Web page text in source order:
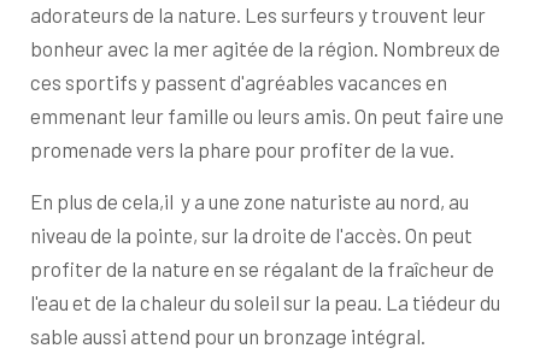
adorateurs de la nature. Les surfeurs y trouvent leur
bonheur avec la mer agitée de la région. Nombreux de
ces sportifs y passent d'agréables vacances en
emmenant leur famille ou leurs amis. On peut faire une
promenade vers la phare pour profiter de la vue.
En plus de cela,il y a une zone naturiste au nord, au
niveau de la pointe, sur la droite de l'accès. On peut
profiter de la nature en se régalant de la fraîcheur de
l'eau et de la chaleur du soleil sur la peau. La tiédeur du
sable aussi attend pour un bronzage intégral.